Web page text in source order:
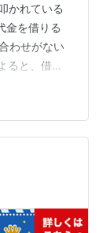
かれている
金を借りる
わせがない
ると、借り
、1分当たり
中には、30
ゲットした
の後も自分